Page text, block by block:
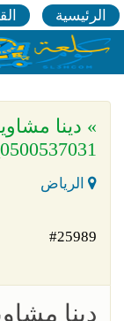
الرئيسية
» دينا
0500537031_ mshaweer
الرياض
#25989
دينا